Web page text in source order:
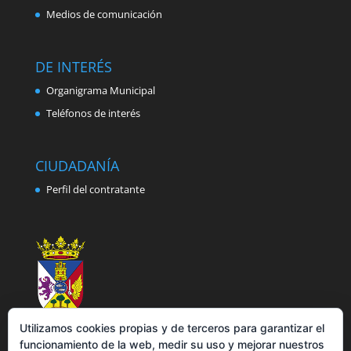
Medios de comunicación
DE INTERÉS
Organigrama Municipal
Teléfonos de interés
CIUDADANÍA
Perfil del contratante
Utilizamos cookies propias y de terceros para garantizar el
funcionamiento de la web, medir su uso y mejorar nuestros